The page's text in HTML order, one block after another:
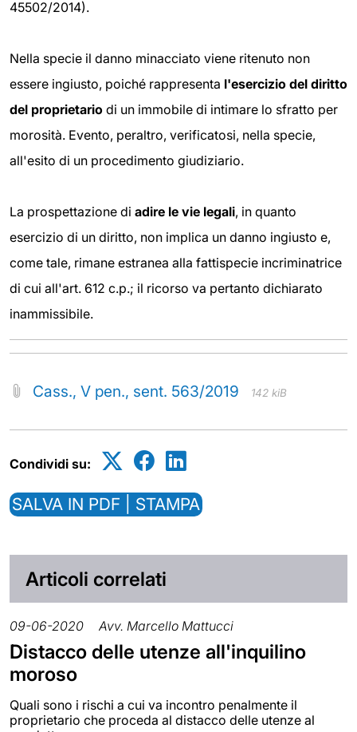
45502/2014).
Nella specie il danno minacciato viene ritenuto non
essere ingiusto, poiché rappresenta l'esercizio del diritto
del proprietario di un immobile di intimare lo sfratto per
morosità. Evento, peraltro, verificatosi, nella specie,
all'esito di un procedimento giudiziario.
La prospettazione di adire le vie legali, in quanto
esercizio di un diritto, non implica un danno ingiusto e,
come tale, rimane estranea alla fattispecie incriminatrice
di cui all'art. 612 c.p.; il ricorso va pertanto dichiarato
inammissibile.
Cass., V pen., sent. 563/2019 142 kiB
Condividi su:
SALVA IN PDF | STAMPA
Articoli correlati
09-06-2020 Avv. Marcello Mattucci
Distacco delle utenze all'inquilino
moroso
Quali sono i rischi a cui va incontro penalmente il
proprietario che proceda al distacco delle utenze al